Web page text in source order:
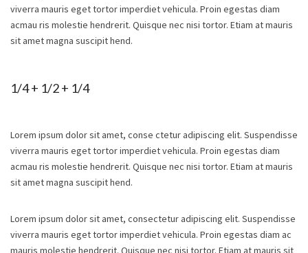
viverra mauris eget tortor imperdiet vehicula. Proin egestas diam
acmau ris molestie hendrerit. Quisque nec nisi tortor. Etiam at mauris
sit amet magna suscipit hend.
1/4 + 1/2 + 1/4
Lorem ipsum dolor sit amet, conse ctetur adipiscing elit. Suspendisse
viverra mauris eget tortor imperdiet vehicula. Proin egestas diam
acmau ris molestie hendrerit. Quisque nec nisi tortor. Etiam at mauris
sit amet magna suscipit hend.
Lorem ipsum dolor sit amet, consectetur adipiscing elit. Suspendisse
viverra mauris eget tortor imperdiet vehicula. Proin egestas diam ac
mauris molestie hendrerit. Quisque nec nisi tortor. Etiam at mauris sit